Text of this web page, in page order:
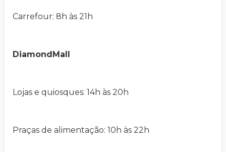
Carrefour: 8h às 21h
DiamondMall
Lojas e quiosques: 14h às 20h
Praças de alimentação: 10h às 22h